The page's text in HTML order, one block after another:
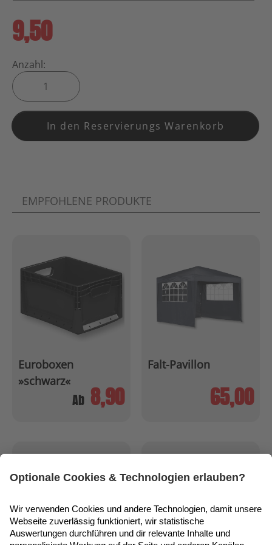
9,50
Anzahl:
In den Reservierungs Warenkorb
EMPFOHLENE PRODUKTE
Euroboxen
»schwarz«
Ab 8,90
Falt-Pavillon
65,00